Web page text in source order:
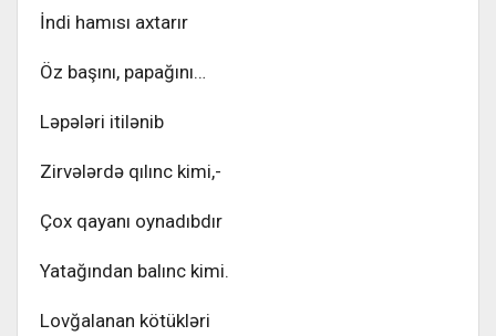
İndi hamısı axtarır
Öz başını, papağını…
Ləpələri itilənib
Zirvələrdə qılınc kimi,-
Çox qayanı oynadıbdır
Yatağından balınc kimi.
Lovğalanan kötükləri